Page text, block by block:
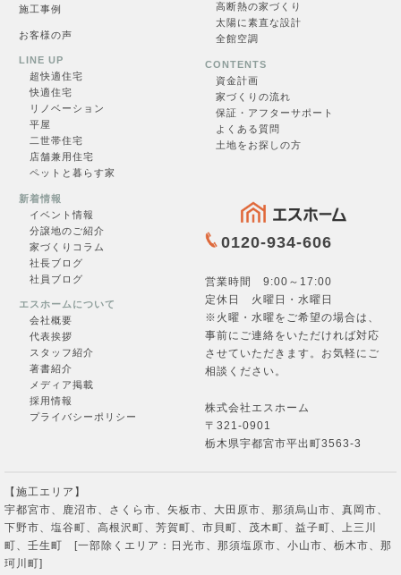
一覧を見る →
お問合せ
フォームへ →
施工事例
お客様の声
LINE UP
超快適住宅
快適住宅
リノベーション
平屋
二世帯住宅
店舗兼用住宅
ペットと暮らす家
高断熱の家づくり
太陽に素直な設計
全館空調
CONTENTS
資金計画
家づくりの流れ
保証・アフターサポート
よくある質問
土地をお探しの方
新着情報
イベント情報
分譲地のご紹介
家づくりコラム
社長ブログ
社員ブログ
エスホームについて
会社概要
代表挨拶
スタッフ紹介
著書紹介
メディア掲載
採用情報
プライバシーポリシー
0120-934-606
営業時間 9:00～17:00
定休日 火曜日・水曜日
※火曜・水曜をご希望の場合は、
事前にご連絡をいただければ対応
させていただきます。お気軽にご
相談ください。
株式会社エスホーム
〒321-0901
栃木県宇都宮市平出町3563-3
【施工エリア】
宇都宮市、鹿沼市、さくら市、矢板市、大田原市、那須烏山市、真岡市、
下野市、塩谷町、高根沢町、芳賀町、市貝町、茂木町、益子町、上三川
町、壬生町 [一部除くエリア：日光市、那須塩原市、小山市、栃木市、那
珂川町]